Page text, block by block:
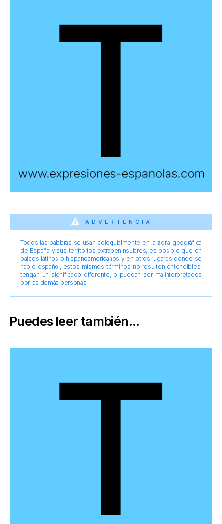
ADVERTENCIA
Todos las palabras se usan coloquialmente en la zona geográfica
de España y sus territorios extrapeninsulares, es posible que en
países latinos o hispanoamericanos y en otros lugares donde se
hable español, estos mismos términos no resulten entendibles,
tengan un significado diferente, o puedan ser malinterpretados
por las demás personas
Puedes leer también...